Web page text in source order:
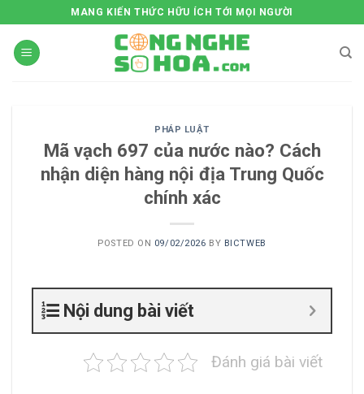
to
content
MANG KIẾN THỨC HỮU ÍCH TỚI MỌI NGƯỜI
PHÁP LUẬT
Mã vạch 697 của nước nào? Cách
nhận diện hàng nội địa Trung Quốc
chính xác
POSTED ON 09/02/2026 BY BICTWEB
Nội dung bài viết
Đánh giá bài viết